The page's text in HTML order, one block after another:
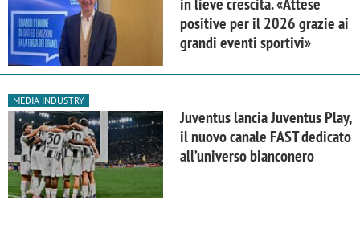
positive per il 2026 grazie ai
grandi eventi sportivi»
MEDIA INDUSTRY
Juventus lancia Juventus Play,
il nuovo canale FAST dedicato
all’universo bianconero